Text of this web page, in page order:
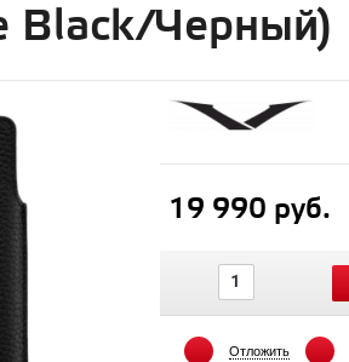
Black/Черный)
19 990 руб.
Отложить